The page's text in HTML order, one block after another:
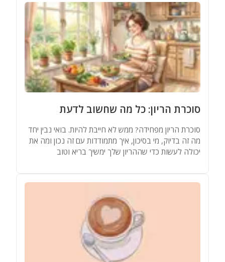
סוכרת הריון: כל מה שחשוב לדעת
סוכרת הריון מפחידה? ממש לא חייבת להיות. בואי נבין יחד
מה זה בדיוק, מי בסיכון, איך מתמודדות עם זה נכון ומה את
יכולה לעשות כדי שההריון שלך ימשיך בריא וטוב